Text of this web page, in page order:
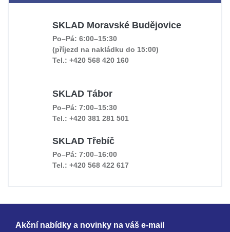
SKLAD Moravské Budějovice
Po–Pá: 6:00–15:30
(příjezd na nakládku do 15:00)
Tel.: +420 568 420 160
SKLAD Tábor
Po–Pá: 7:00–15:30
Tel.: +420 381 281 501
SKLAD Třebíč
Po–Pá: 7:00–16:00
Tel.: +420 568 422 617
Akční nabídky a novinky na váš e-mail